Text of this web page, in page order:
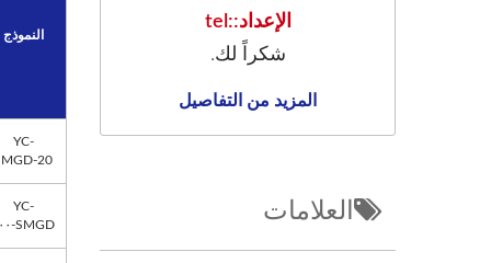
النموذج
YC-
20
YC-
SMGD-١٠٠
الإعداد::tel
شكراً لك.
المزيد من التفاصيل
العلامات